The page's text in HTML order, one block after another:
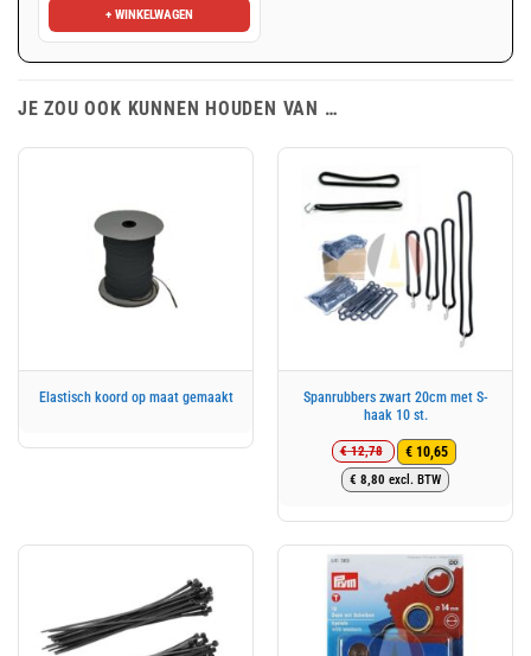
+ WINKELWAGEN
JE ZOU OOK KUNNEN HOUDEN VAN …
Elastisch koord op maat gemaakt
Spanrubbers zwart 20cm met S-
haak 10 st.
€12,78
Oorspronkelijke
prijs
€ 12,78.
€ 10,65
Huidige
prijs
€ 10,65.
€ 8,80 excl. BTW